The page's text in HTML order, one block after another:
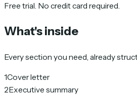
Free trial. No credit card required.
What's inside
Every section you need, already
1Cover letter
2Executive summary